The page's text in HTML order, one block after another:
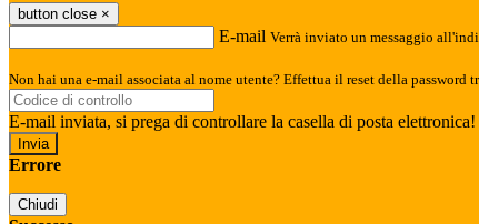
button close ×
E-mail Verrà inviato un messaggio
Non hai una e-mail associata al nome utente? Effettua il reset della password
E-mail inviata, si prega di controllare la casella di posta elettronica!
Errore
Chiudi